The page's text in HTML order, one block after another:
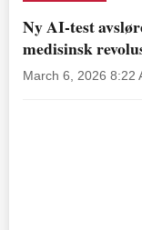
Ny AI-test
medisinsk
March 6, 2026 8:22